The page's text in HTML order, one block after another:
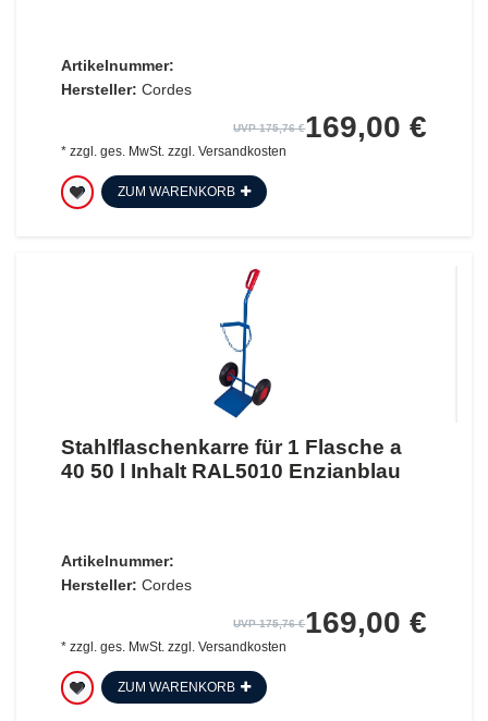
Artikelnummer:
Hersteller: Cordes
UVP 175,76 €169,00 €
* zzgl. ges. MwSt. zzgl. Versandkosten
ZUM WARENKORB
Stahlflaschenkarre für 1 Flasche a
40 50 l Inhalt RAL5010 Enzianblau
Artikelnummer:
Hersteller: Cordes
UVP 175,76 €169,00 €
* zzgl. ges. MwSt.zzgl. Versandkosten
ZUM WARENKORB